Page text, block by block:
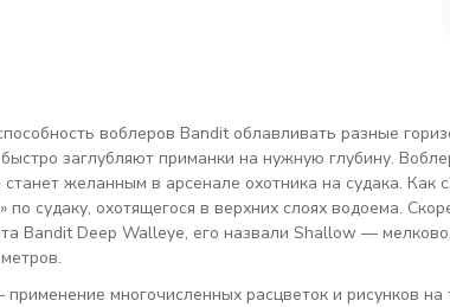
воблеров Bandit облавливать разные
заглубляют приманки на нужную глубину.
желанным в арсенале охотника на судака. Как
судаку, охотящегося в верхних слоях водоема.
Bandit Deep Walleye, его назвали Shallow —
многочисленных расцветок и рисунков на